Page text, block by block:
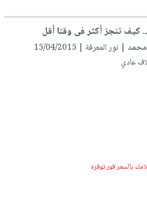
كيف تنجز أكثر فى وقتا أقل
محمد | نور المعرفة | 15/04/2015
عادي
بالسعر فور توفره